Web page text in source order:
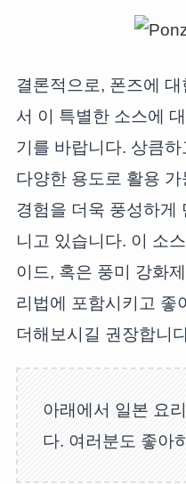
결론적으로, 폰즈에
서 이 특별한 소스에
기를 바랍니다. 상큼
다양한 용도로 활용
경험을 더욱 풍성하게
니고 있습니다. 이 소
이드, 혹은 풍미 강화
리법에 포함시키고 좋
더해보시길 권장합니
아래에서 일본 요
다. 여러분도 좋아